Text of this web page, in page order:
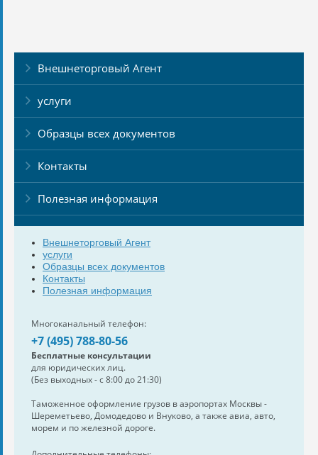
Внешнеторговый Агент
услуги
Образцы всех документов
Контакты
Полезная информация
Внешнеторговый Агент
услуги
Образцы всех документов
Контакты
Полезная информация
Многоканальный телефон:
+7 (495) 788-80-56
Бесплатные консультации
для юридических лиц.
(Без выходных - с 8:00 до 21:30)
Таможенное оформление грузов в аэропортах Москвы -
Шереметьево, Домодедово и Внуково, а также авиа, авто,
морем и по железной дороге.